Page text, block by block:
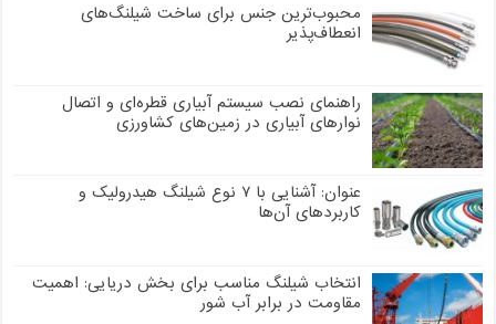
محبوب‌ترین جنس برای ساخت شیلنگ‌های
انعطاف‌پذیر
راهنمای نصب سیستم آبیاری قطره‌ای و اتصال
نوارهای آبیاری در زمین‌های کشاورزی
عنوان: آشنایی با ۷ نوع شیلنگ هیدرولیک و
کاربردهای آن‌ها
انتخاب شیلنگ مناسب برای بخش دریایی: اهمیت
مقاومت در برابر آب شور